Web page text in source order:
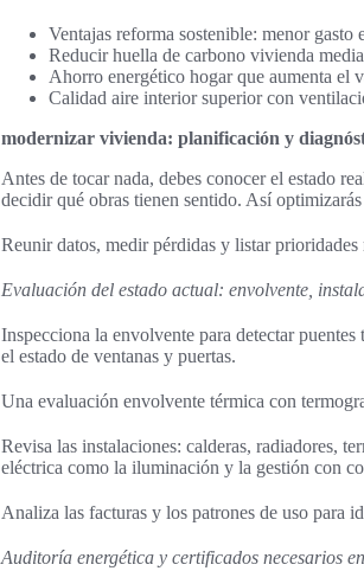
Ventajas reforma sostenible: menor
Reducir huella de carbono vivienda
Ahorro energético hogar que aumenta el
Calidad aire interior superior con
modernizar vivienda: planificación y
Antes de tocar nada, debes conocer el estado
decidir qué obras tienen sentido. Así
Reunir datos, medir pérdidas y listar
Evaluación del estado actual: envolvente,
Inspecciona la envolvente para detectar
el estado de ventanas y puertas.
Una evaluación envolvente térmica con
Revisa las instalaciones: calderas, radiadores,
eléctrica como la iluminación y la gestión con
Analiza las facturas y los patrones de uso para
Auditoría energética y certificados necesarios